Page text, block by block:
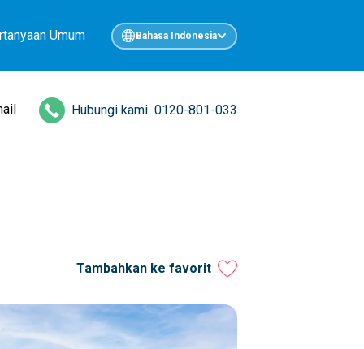
Umum Bahasa Indonesia
Hubungi kami 0120-801-033
Tambahkan ke favorit